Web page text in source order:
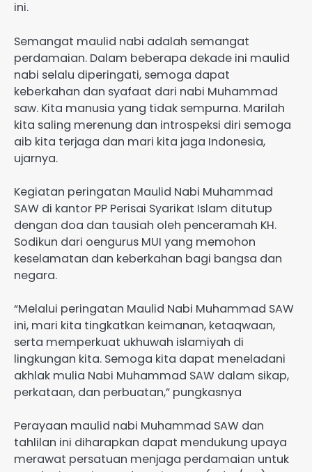
ini.
Semangat maulid nabi adalah semangat
perdamaian. Dalam beberapa dekade ini maulid
nabi selalu diperingati, semoga dapat
keberkahan dan syafaat dari nabi Muhammad
saw. Kita manusia yang tidak sempurna. Marilah
kita saling merenung dan introspeksi diri semoga
aib kita terjaga dan mari kita jaga Indonesia,
ujarnya.
Kegiatan peringatan Maulid Nabi Muhammad
SAW di kantor PP Perisai Syarikat Islam ditutup
dengan doa dan tausiah oleh penceramah KH.
Sodikun dari oengurus MUI yang memohon
keselamatan dan keberkahan bagi bangsa dan
negara.
“Melalui peringatan Maulid Nabi Muhammad SAW
ini, mari kita tingkatkan keimanan, ketaqwaan,
serta memperkuat ukhuwah islamiyah di
lingkungan kita. Semoga kita dapat meneladani
akhlak mulia Nabi Muhammad SAW dalam sikap,
perkataan, dan perbuatan,” pungkasnya
Perayaan maulid nabi Muhammad SAW dan
tahlilan ini diharapkan dapat mendukung upaya
merawat persatuan menjaga perdamaian untuk